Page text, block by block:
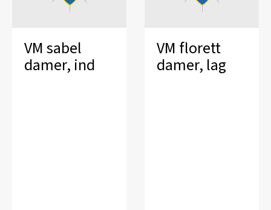
VM sabel
damer, ind
VM florett
damer, lag